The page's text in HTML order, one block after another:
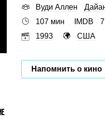
Вуди Аллен
107 мин
IMDB
1993
США
Напомнить о кино